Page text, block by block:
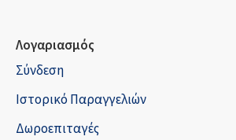
Λογαριασμός
Σύνδεση
Ιστορικό Παραγγελιών
Δωροεπιταγές